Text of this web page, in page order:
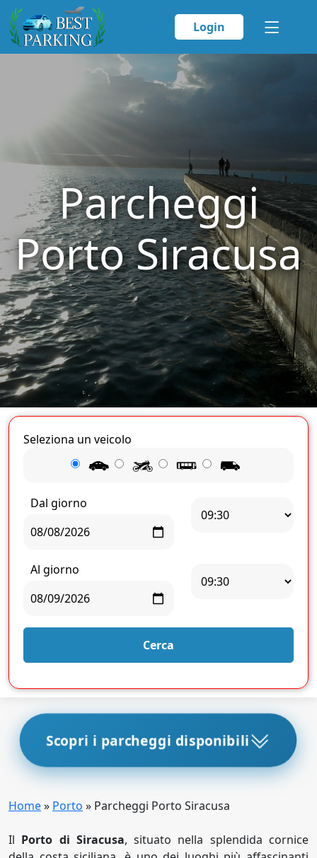
Login
Parcheggi
Porto Siracusa
Seleziona un veicolo
Dal giorno
Al giorno
Cerca
Scopri i parcheggi disponibili
Home» Porto » Parcheggi Porto Siracusa
Il Porto di Siracusa, situato nella splendida cornice